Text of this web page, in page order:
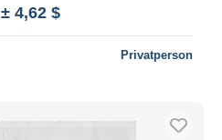
± 4,62 $
Privatperson